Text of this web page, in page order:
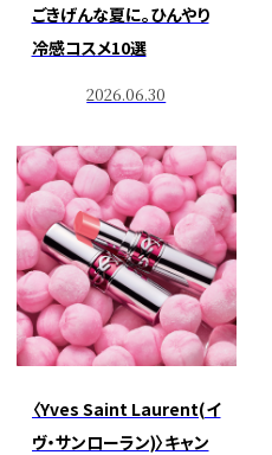
ごきげんな夏に。ひんやり
冷感コスメ10選
2026.06.30
〈Yves Saint Laurent(イ
ヴ・サンローラン)〉キャン